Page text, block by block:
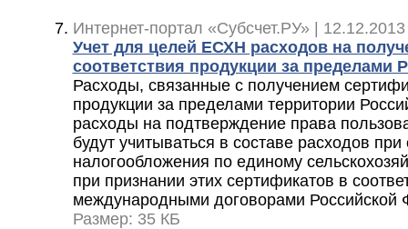
Интернет-портал «Субсчет.РУ» |
Учет для целей ЕСХН расходов на
соответствия продукции за пределами
Расходы, связанные с получением
продукции за пределами территории
расходы на подтверждение права
будут учитываться в составе расходов
налогообложения по единому
при признании этих сертификатов в
международными договорами Российской
Размер: 35 КБ